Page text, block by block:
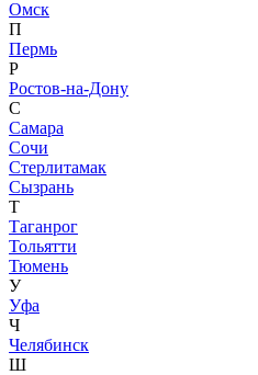
Омск
П
Пермь
Р
Ростов-на-Дону
С
Самара
Сочи
Стерлитамак
Сызрань
Т
Таганрог
Тольятти
Тюмень
У
Уфа
Ч
Челябинск
Ш